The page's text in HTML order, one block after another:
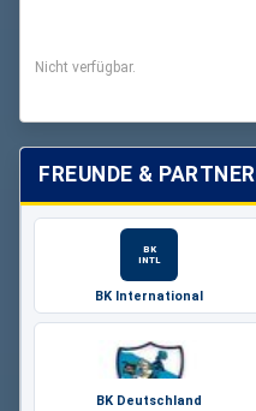
Nicht verfügbar.
FREUNDE & PARTNER
BK
INTL
BK International
BK Deutschland